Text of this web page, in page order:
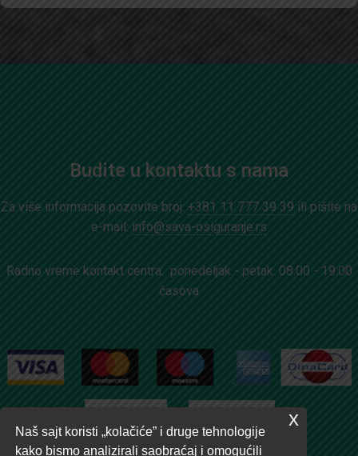
Budite u kontaktu s nama
Za više informacija pozovite broj: +381 11 777 39 39 ili pišite na
e-mail: info@sava-osiguranje.rs
Radno vreme kontakt centra: ponedeljak - petak: 08.00 - 19.00
časova
Naš sajt koristi „kolačiće” i druge tehnologije
kako bismo analizirali saobraćaj i omogućili
x